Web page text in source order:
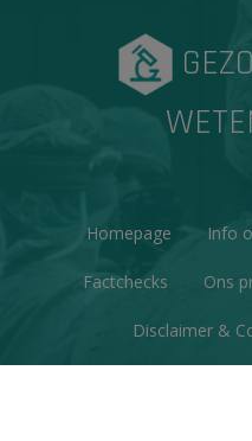
Homepage Info
Factchecks Ons
Disclaimer &